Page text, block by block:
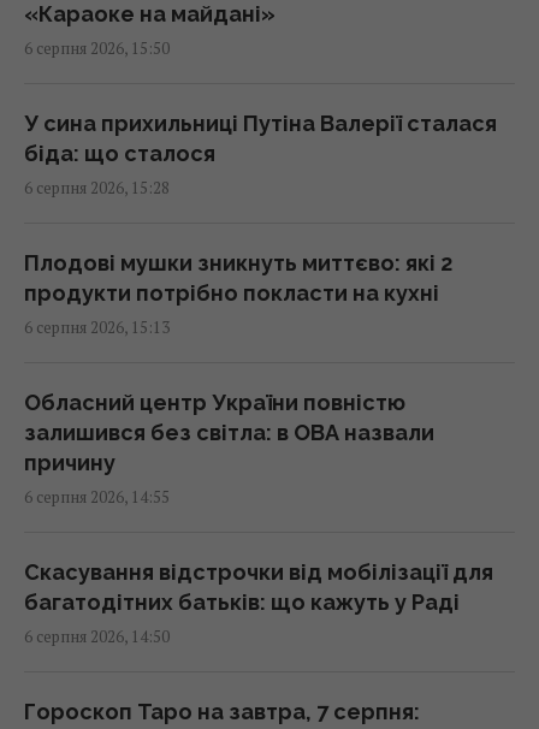
Ремонт замість заміни: нові підходи до
відновлення алюмінієвих кузовів
Росія терміново шукає заміну своїм
"Іскандерам": експерт вказав причину
Apple готує революцію: AirPods із
камерами можуть з’явитися вже цієї осені
Не щороку: експерти назвали ідеальний
термін для заміни смартфона
15:14 четвер, 06 серпня 2026
Перший лінкор Трампа коштуватиме
дорожче суперавіаносця: названо
приголомшливу ціну корабля
«Караоке на майдані»
6 серпня 2026, 15:50
У сина прихильниці Путіна Валерії сталася
біда: що сталося
6 серпня 2026, 15:28
Плодові мушки зникнуть миттєво: які 2
продукти потрібно покласти на кухні
6 серпня 2026, 15:13
Обласний центр України повністю
залишився без світла: в ОВА назвали
причину
6 серпня 2026, 14:55
Скасування відстрочки від мобілізації для
багатодітних батьків: що кажуть у Раді
6 серпня 2026, 14:50
Гороскоп Таро на завтра, 7 серпня: